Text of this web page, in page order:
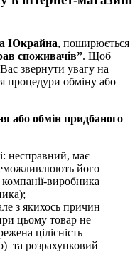
Юкрайна, поширюється
споживачів”. Щоб
звернути увагу на
процедури обміну або
або обмін придбаного
несправний, має
його
виробника
з якихось причин
цьому товар не
цілісність
та розрахунковий